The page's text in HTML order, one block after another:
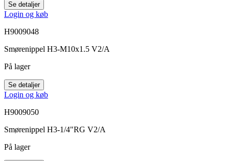
Se detaljer
Login og køb
H9009048
Smørenippel H3-M10x1.5 V2/A
På lager
Se detaljer
Login og køb
H9009050
Smørenippel H3-1/4"RG V2/A
På lager